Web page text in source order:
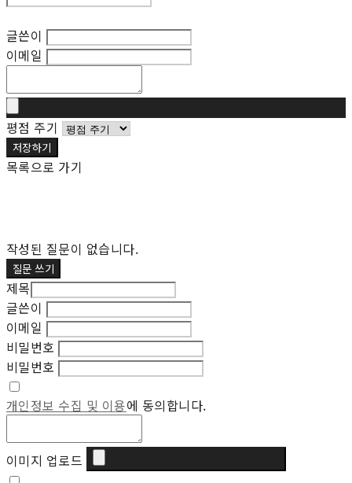
글쓴이
이메일
평점 주기
저장하기
목록으로 가기
작성된 질문이 없습니다.
질문 쓰기
제목
글쓴이
이메일
비밀번호
비밀번호
개인정보 수집 및 이용에 동의합니다.
이미지 업로드